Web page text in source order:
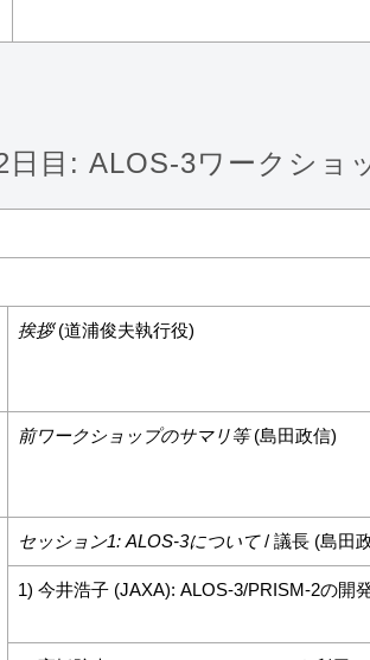
日目: ALOS-3ワークシ
挨拶(道浦俊夫執行役)
前ワークショップのサマリ等(島田政信)
セッション1: ALOS-3について/ 議長 (島田
1) 今井浩子 (JAXA): ALOS-3/PRISM-2の開